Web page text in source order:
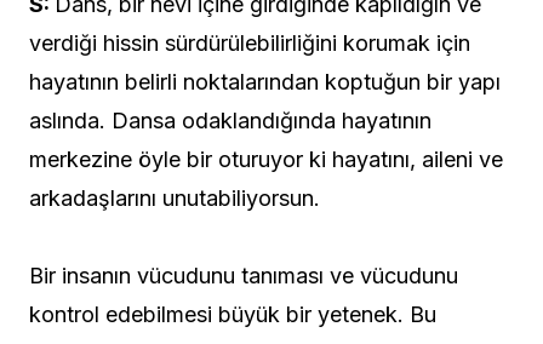
verdiği hissin sürdürülebilirliğini korumak için
hayatının belirli noktalarından koptuğun bir yapı
aslında. Dansa odaklandığında hayatının
merkezine öyle bir oturuyor ki hayatını, aileni ve
arkadaşlarını unutabiliyorsun.
Bir insanın vücudunu tanıması ve vücudunu
kontrol edebilmesi büyük bir yetenek. Bu